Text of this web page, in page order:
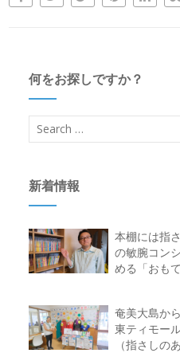
何をお探しですか？
新着情報
本棚には指
の敏腕コン
める「おも
奄美大島か
東ティモー
（指さしの